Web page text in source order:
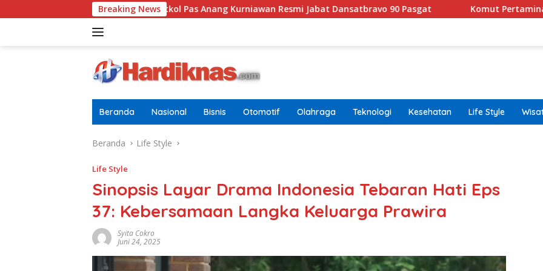
ke
Breaking News
Letkol Pas Anang Kurniawan Resmi Jabat Dansatbravo 90 Pasgat Komut Pertamina Tegaskan Tak
Beranda Nasional Bisnis Otomotif Olahraga Teknologi Kesehatan Life Style
Beranda Life Style
Life Style
Sinopsis Layar Drama Indonesia Tebaran Hati Eps
37: Kebersamaan Langka Keluarga Prawira
Syita Cokro
Juni 24, 2025